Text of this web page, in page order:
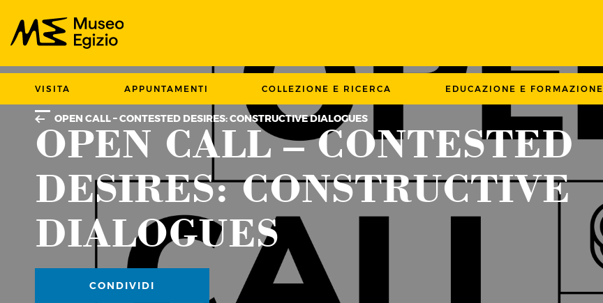
VISITA APPUNTAMENTI COLLEZIONE E RICERCA EDUCAZIONE E FORMAZIONE
OPEN CALL – CONTESTED DESIRES: CONSTRUCTIVE DIALOGUES
OPEN CALL – CONTESTED
DESIRES: CONSTRUCTIVE
DIALOGUES
CONDIVIDI